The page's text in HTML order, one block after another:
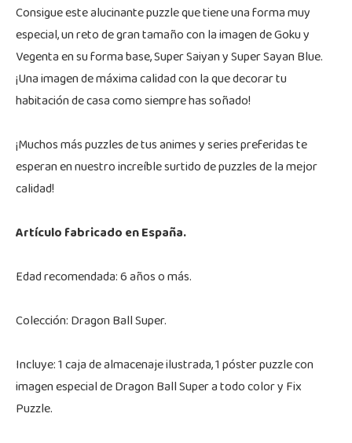
Consigue este alucinante puzzle que tiene una forma muy
especial, un reto de gran tamaño con la imagen de Goku y
Vegenta en su forma base, Super Saiyan y Super Sayan Blue.
¡Una imagen de máxima calidad con la que decorar tu
habitación de casa como siempre has soñado!
¡Muchos más puzzles de tus animes y series preferidas te
esperan en nuestro increíble surtido de puzzles de la mejor
calidad!
Artículo fabricado en España.
Edad recomendada: 6 años o más.
Colección: Dragon Ball Super.
Incluye: 1 caja de almacenaje ilustrada, 1 póster puzzle con
imagen especial de Dragon Ball Super a todo color y Fix
Puzzle.